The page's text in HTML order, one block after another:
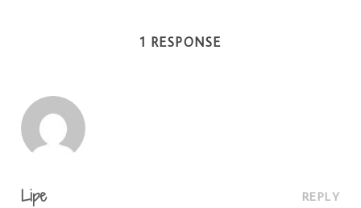
1 RESPONSE
Lipe REPLY